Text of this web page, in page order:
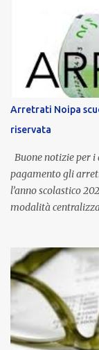
dedicato alle
normativa
supporto in
è un unicum in
Provincia
stipendio
dall’autonomia
compenso
aggiornata
Arretrati Noipa
riservata
Buone notizie per
pagamento gli
l’anno scolastico
modalità
ordinaria di ottobre
retribuzione di
stipendio dei
la qualità
raggiungimento
e del Merito (MIM) .